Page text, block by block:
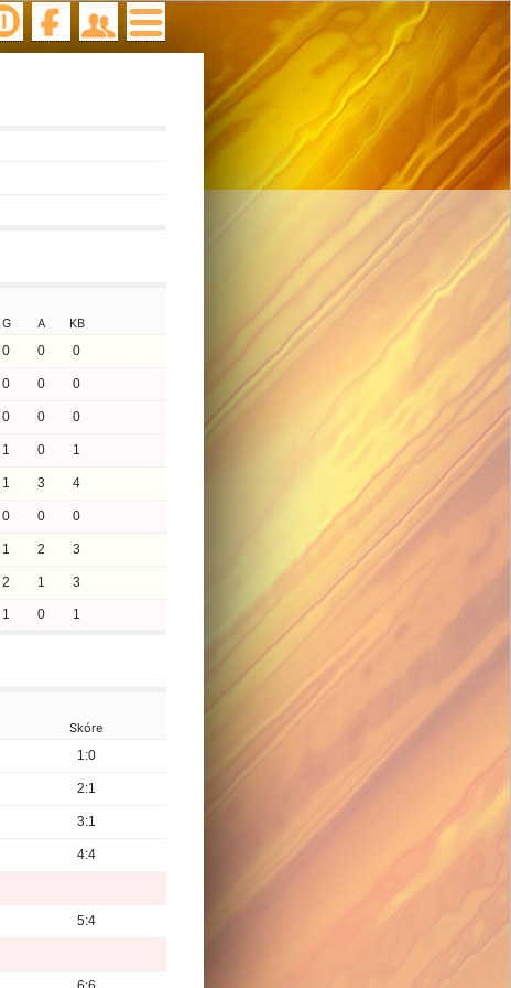
G A
KB
0 0 0
0 0 0
0 0 0
1 0 1
1 3 4
0 0 0
1 2 3
2 1 3
1 0 1
Skóre
1:0
2:1
3:1
4:4
5:4